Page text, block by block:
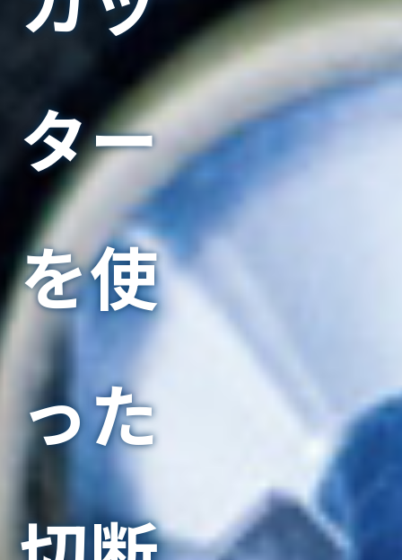
ター
を使
った